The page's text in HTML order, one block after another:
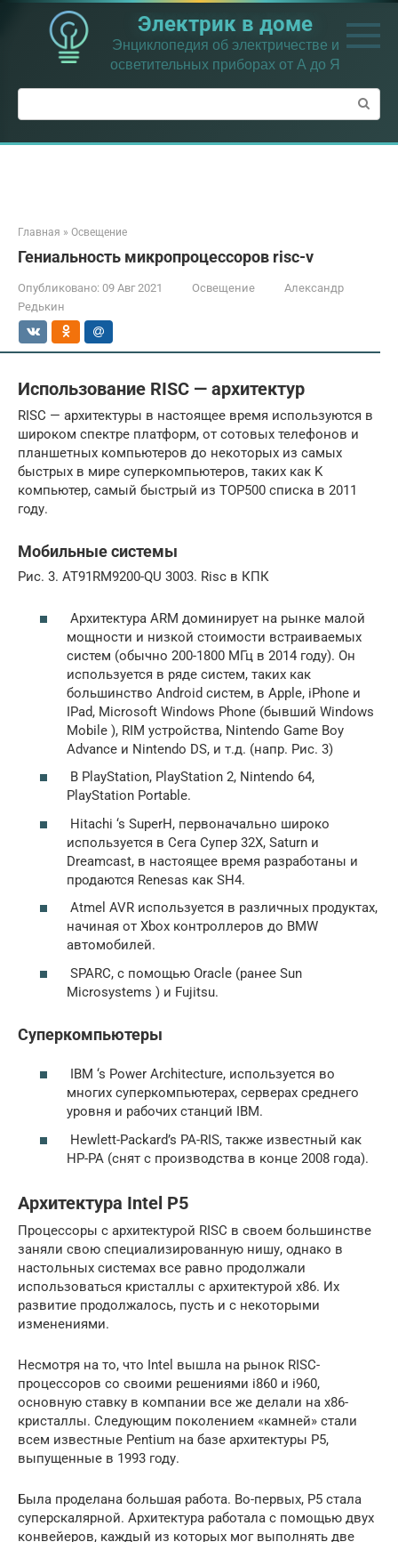
Перейти
контенту
Электрик в доме
Энциклопедия об электричестве и
осветительных приборах от А до Я
Поиск:
Главная » Освещение
Гениальность микропроцессоров risc-v
Опубликовано: 09 Авг 2021 Освещение
Александр
Редькин
Использование RISC — архитектур
RISC — архитектуры в настоящее время используются в
широком спектре платформ, от сотовых телефонов и
планшетных компьютеров до некоторых из самых
быстрых в мире суперкомпьютеров, таких как K
компьютер, самый быстрый из TOP500 списка в 2011
году.
Мобильные системы
Рис. 3. AT91RM9200-QU 3003. Risc в КПК
Архитектура ARM доминирует на рынке малой
мощности и низкой стоимости встраиваемых
систем (обычно 200-1800 МГц в 2014 году). Он
используется в ряде систем, таких как
большинство Android систем, в Apple, iPhone и
IPad, Microsoft Windows Phone (бывший Windows
Mobile ), RIM устройства, Nintendo Game Boy
Advance и Nintendo DS, и т.д. (напр. Рис. 3)
В PlayStation, PlayStation 2, Nintendo 64,
PlayStation Portable.
Hitachi ‘s SuperH, первоначально широко
используется в Сега Супер 32X, Saturn и
Dreamcast, в настоящее время разработаны и
продаются Renesas как SH4.
Atmel AVR используется в различных продуктах,
начиная от Xbox контроллеров до BMW
автомобилей.
SPARC, с помощью Oracle (ранее Sun
Microsystems ) и Fujitsu.
Суперкомпьютеры
IBM ‘s Power Architecture, используется во
многих суперкомпьютерах, серверах среднего
уровня и рабочих станций IBM.
Hewlett-Packard’s PA-RIS, также известный как
HP-PA (снят с производства в конце 2008 года).
Архитектура Intel P5
Процессоры с архитектурой RISC в своем большинстве
заняли свою специализированную нишу, однако в
настольных системах все равно продолжали
использоваться кристаллы с архитектурой x86. Их
развитие продолжалось, пусть и с некоторыми
изменениями.
Несмотря на то, что Intel вышла на рынок RISC-
процессоров со своими решениями i860 и i960,
основную ставку в компании все же делали на x86-
кристаллы. Следующим поколением «камней» стали
всем известные Pentium на базе архитектуры P5,
выпущенные в 1993 году.
Была проделана большая работа. Во-первых, P5 стала
суперскалярной. Архитектура работала с помощью двух
конвейеров, каждый из которых мог выполнять две